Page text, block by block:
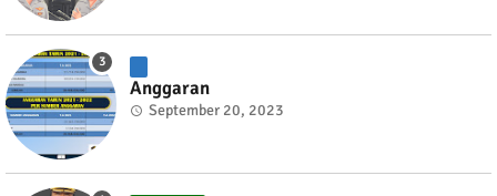
Anggaran
September 20, 2023